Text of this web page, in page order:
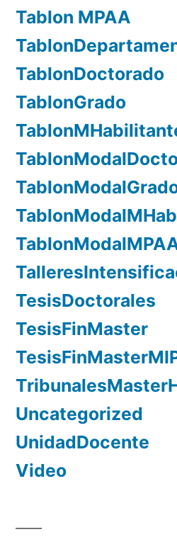
Tablon MPAA
TablonDoctorado
TablonGrado
TesisDoctorales
TesisFinMaster
Uncategorized
UnidadDocente
Video